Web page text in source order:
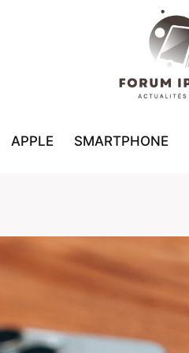
APPLE SMARTPHONE